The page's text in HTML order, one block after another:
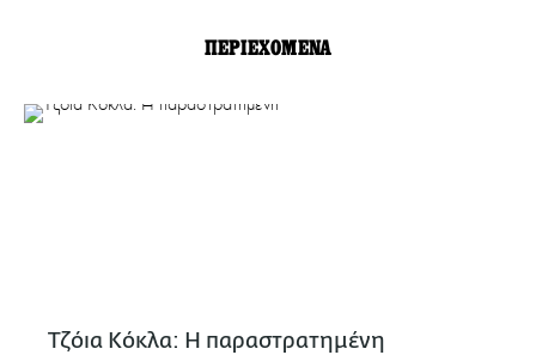
ΠΕΡΙΕΧΟΜΕΝΑ
Τζόια Κόκλα: Η παραστρατημένη